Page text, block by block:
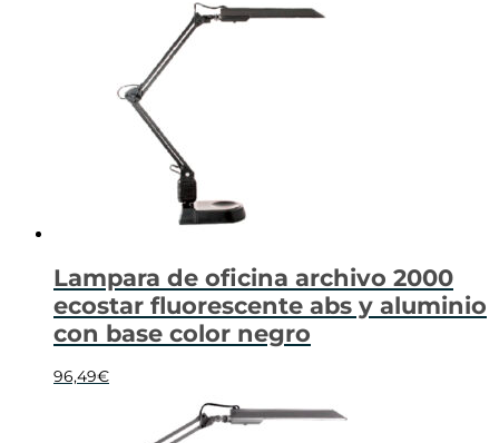
Lampara de oficina archivo 2000
ecostar fluorescente abs y aluminio
con base color negro
96,49€